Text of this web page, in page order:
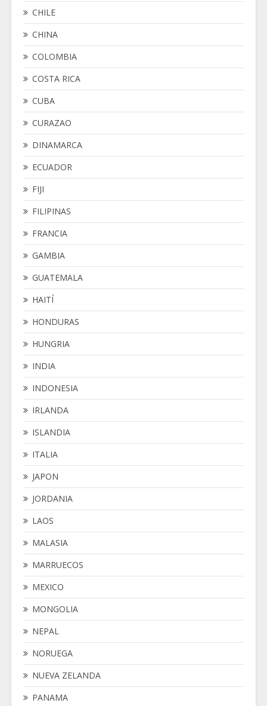
CHILE
CHINA
COLOMBIA
COSTA RICA
CUBA
CURAZAO
DINAMARCA
ECUADOR
FIJI
FILIPINAS
FRANCIA
GAMBIA
GUATEMALA
HAITÍ
HONDURAS
HUNGRIA
INDIA
INDONESIA
IRLANDA
ISLANDIA
ITALIA
JAPON
JORDANIA
LAOS
MALASIA
MARRUECOS
MEXICO
MONGOLIA
NEPAL
NORUEGA
NUEVA ZELANDA
PANAMA